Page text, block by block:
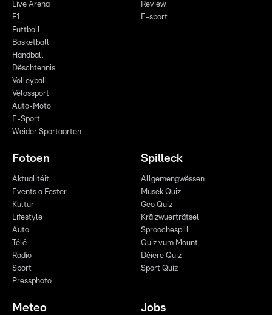
Live Arena
F1
Futtball
Basketball
Handball
Dëschtennis
Volleyball
Vëlossport
Auto-Moto
E-Sport
Weider Sportaarten
Review
E-sport
Fotoen
Aktualitéit
Events a Fester
Kultur
Lifestyle
Auto
Télé
Radio
Sport
Pressphoto
Spilleck
Allgemengwëssen
Musek Quiz
Geo Quiz
Kräizwuerträtsel
Sproochespill
Quiz vum Mount
Déiere Quiz
Sport Quiz
Meteo Jobs